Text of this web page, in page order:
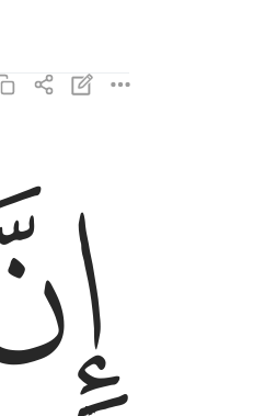
إِنَّ إِلَـٰهَكُمْ لَوَٰحِدٌۭ ٤